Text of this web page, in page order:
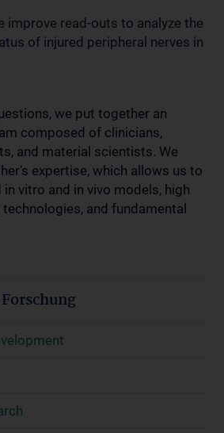
improve read-outs to analyze the
of injured peripheral nerves in
we put together an
composed of clinicians,
and material scientists. We
expertise, which allows us to
vitro and in vivo models, high
and fundamental